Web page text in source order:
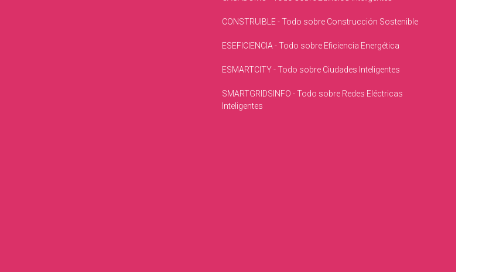
CONSTRUIBLE - Todo sobre Construcción Sostenible
ESEFICIENCIA - Todo sobre Eficiencia Energética
ESMARTCITY - Todo sobre Ciudades Inteligentes
SMARTGRIDSINFO - Todo sobre Redes Eléctricas
Inteligentes